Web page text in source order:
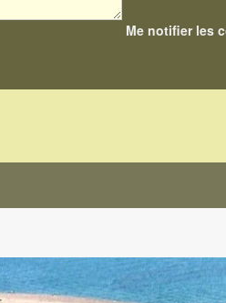
Me notifier les